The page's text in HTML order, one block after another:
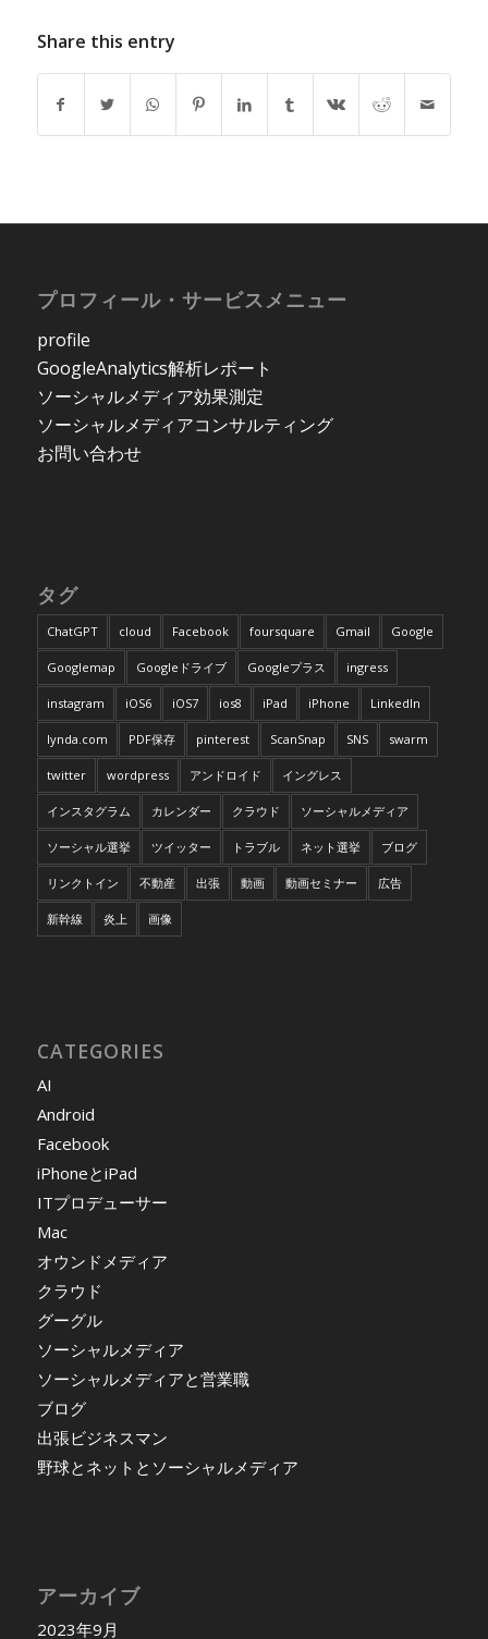
Share this entry
プロフィール・サービスメニュー
profile
GoogleAnalytics解析レポート
ソーシャルメディア効果測定
ソーシャルメディアコンサルティング
お問い合わせ
タグ
ChatGPT cloud Facebook foursquare Gmail Google
Googlemap Googleドライブ Googleプラス ingress
instagram iOS6 iOS7 ios8 iPad iPhone LinkedIn
lynda.com PDF保存 pinterest ScanSnap SNS swarm
twitter wordpress アンドロイド イングレス
インスタグラム カレンダー クラウド ソーシャルメディア
ソーシャル選挙 ツイッター トラブル ネット選挙 ブログ
リンクトイン 不動産 出張 動画 動画セミナー 広告
新幹線 炎上 画像
CATEGORIES
AI
Android
Facebook
iPhoneとiPad
ITプロデューサー
Mac
オウンドメディア
クラウド
グーグル
ソーシャルメディア
ソーシャルメディアと営業職
ブログ
出張ビジネスマン
野球とネットとソーシャルメディア
アーカイブ
2023年9月